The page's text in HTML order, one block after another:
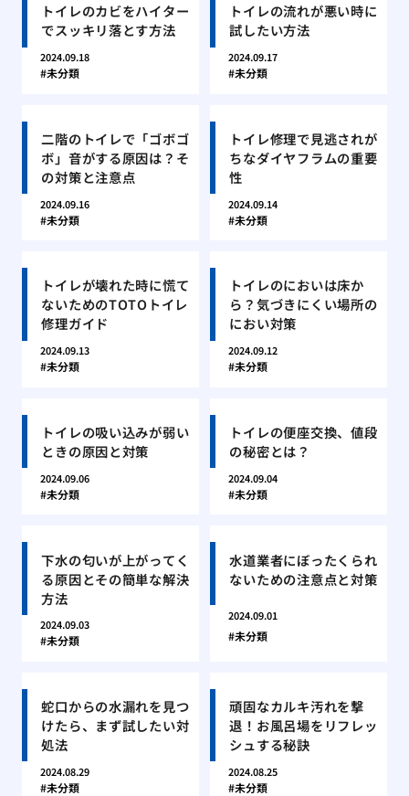
トイレのカビをハイター
でスッキリ落とす方法
2024.09.18
未分類
トイレの流れが悪い時に
試したい方法
2024.09.17
未分類
二階のトイレで「ゴボゴ
ボ」音がする原因は？そ
の対策と注意点
2024.09.16
未分類
トイレ修理で見逃されが
ちなダイヤフラムの重要
性
2024.09.14
未分類
トイレが壊れた時に慌て
ないためのTOTOトイレ
修理ガイド
2024.09.13
未分類
トイレのにおいは床か
ら？気づきにくい場所の
におい対策
2024.09.12
未分類
トイレの吸い込みが弱い
ときの原因と対策
2024.09.06
未分類
トイレの便座交換、値段
の秘密とは？
2024.09.04
未分類
下水の匂いが上がってく
る原因とその簡単な解決
方法
2024.09.03
未分類
水道業者にぼったくられ
ないための注意点と対策
2024.09.01
未分類
蛇口からの水漏れを見つ
けたら、まず試したい対
処法
2024.08.29
未分類
頑固なカルキ汚れを撃
退！お風呂場をリフレッ
シュする秘訣
2024.08.25
未分類